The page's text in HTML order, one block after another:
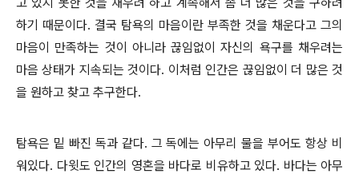
하기 때문이다. 결국 탐욕의 마음이란 부족한 것을 채운다고 그의
마음이 만족하는 것이 아니라 끊임없이 자신의 욕구를 채우려는
마음 상태가 지속되는 것이다. 이처럼 인간은 끊임없이 더 많은 것
을 원하고 찾고 추구한다.
탐욕은 밑 빠진 독과 같다. 그 독에는 아무리 물을 부어도 항상 비
워있다. 다윗도 인간의 영혼을 바다로 비유하고 있다. 바다는 아무